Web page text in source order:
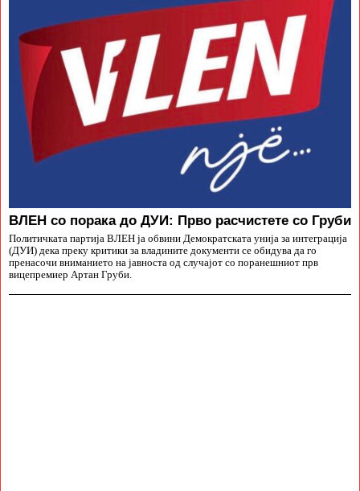
ВЛЕН со порака до ДУИ: Прво расчистете со Груби
Политичката партија ВЛЕН ја обвини Демократската унија за интеграција
(ДУИ) дека преку критики за владините документи се обидува да го
пренасочи вниманието на јавноста од случајот со поранешниот прв
вицепремиер Артан Груби.